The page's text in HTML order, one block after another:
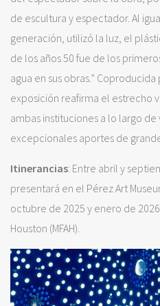
de escultura y espectador. Al
generación, utilizó la luz, el
de los años 50 fue de los
agua en sus obras.” Coproducida
exposición reafirma el estrecho
ambas instituciones a lo largo
excepcionales aportes de
Itinerancias: Entre abril y
presentará en el Pérez Art
octubre de 2025 y enero de
Houston (MFAH).